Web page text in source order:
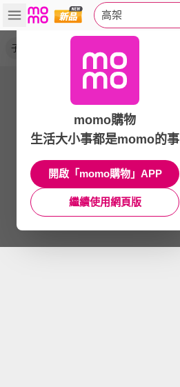
高架
子母床
momo購物
生活大小事都是momo的事
開啟「momo購物」APP
繼續使用網頁版